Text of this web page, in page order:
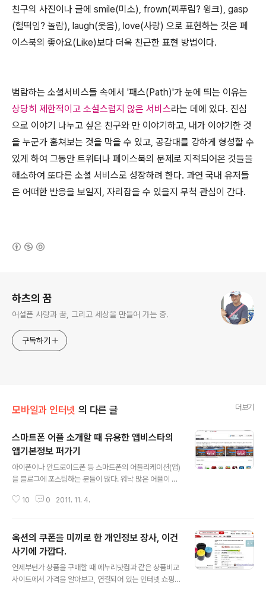
친구의 사진이나 글에 smile(미소), frown(찌푸림? 윙크), gasp
(헐떡임? 놀람), laugh(웃음), love(사랑) 으로 표현하는 것은 페
이스북의 좋아요(Like)보다 더욱 친근한 표현 방법이다.
범람하는 소셜서비스들 속에서 '패스(Path)'가 눈에 띄는 이유는
상당히 제한적이고 소셜스럽지 않은 서비스라는 데에 있다. 진심
으로 이야기 나누고 싶은 친구와 만 이야기하고, 내가 이야기한 것
을 누군가 훔쳐보는 것을 막을 수 있고, 공감대를 강하게 형성할 수
있게 하여 그동안 트위터나 페이스북의 문제로 지적되어온 것들을
해소하여 또다른 소셜 서비스로 성장하려 한다. 과연 국내 유저들
은 어떠한 반응을 보일지, 자리잡을 수 있을지 무척 관심이 간다.
하츠의 꿈
어설픈 사랑과 꿈, 그리고 세상을 만들어 가는 중.
구독하기
모바일과 인터넷 의 다른 글 더보기
스마트폰 어플 소개할 때 유용한 앱비스타의
앱기본정보 퍼가기
아이폰이나 안드로이드폰 등 스마트폰의 어플리케이션(앱)
을 블로그에 포스팅하는 분들이 많다. 워낙 많은 어플이 쏟
어렵고 이렇게 소개한 글을 보고 어플을 설치하는 경우가
넣는다. 이런 정보는 글을 읽는 이에게 어플을 이해하거나
다운로드하는 데 도움을 주게 된다. 하지만 어플을 설치하
고 화면을 캡쳐하는 등의 작업은 그리 어렵지 않지만 해당
어플의 기본 정보를 찾기가 귀찮을 때가 종종 있다. 이럴 때
유용한 것이 앱비스타의 '앱 기본정보 퍼가기'이다. 앱비스
10 0 2011. 11. 4.
옥션의 쿠폰을 미끼로 한 개인정보 장사, 이건
사기에 가깝다.
언제부턴가 상품을 구매할 때 에누리닷컴과 같은 상품비교
사이트에서 가격을 알아보고, 연결되어 있는 인터넷 쇼핑